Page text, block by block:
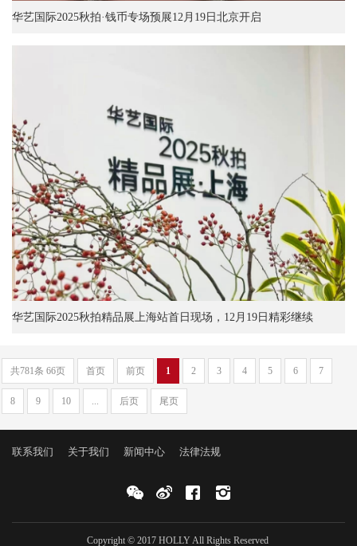
华艺国际2025秋拍·钱币专场预展12月19日北京开启
华艺国际2025秋拍精品展上海站首日现场，12月19日精彩继续
共781条 66页 首页 前页 1 2 3 4 5 6 7
8 9 10 后页 尾页
联系我们 关于我们 新闻中心 法律法规
Copyright © 2017 HOLLY All Rights Reserved